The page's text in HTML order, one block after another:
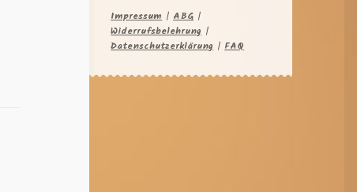
Impressum|ABG|
Widerrufsbelehrung|
Datenschutzerklärung|FAQ